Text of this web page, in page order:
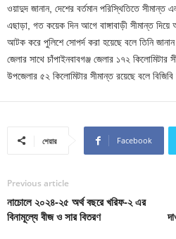
ওয়াদুদ জানান, দেশের বর্তমান পরিস্থিতিতে সীমান্ত
এছাড়া, গত কয়েক দিন আগে বাঙ্গাবাড়ী সীমান্ত
আটক করে পুলিশে সোপর্দ করা হয়েছে বলে তিনি
জেলার সাথে চাঁপাইনবাবগঞ্জ জেলার ১৭২
উপজেলার ৫২ কিলোমিটার সীমান্ত রয়েছে বলে
শেয়ার Facebook
Previous article
নাচোলে ২০২৪-২৫ অর্থ বছরে খরিফ-২ এর
বিনামূল্যে বীজ ও সার বিতরণ